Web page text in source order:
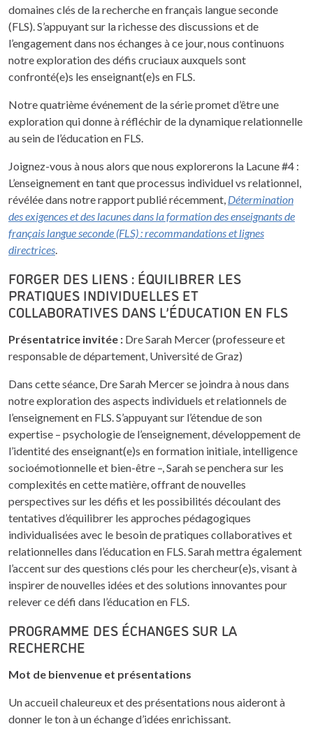
domaines clés de la recherche en français langue seconde
(FLS). S’appuyant sur la richesse des discussions et de
l’engagement dans nos échanges à ce jour, nous continuons
notre exploration des défis cruciaux auxquels sont
confronté(e)s les enseignant(e)s en FLS.
Notre quatrième événement de la série promet d’être une
exploration qui donne à réfléchir de la dynamique relationnelle
au sein de l’éducation en FLS.
Joignez-vous à nous alors que nous explorerons la Lacune #4 :
L’enseignement en tant que processus individuel vs relationnel,
révélée dans notre rapport publié récemment, Détermination
des exigences et des lacunes dans la formation des enseignants de
français langue seconde (FLS) : recommandations et lignes
directrices
FORGER DES LIENS : ÉQUILIBRER LES
PRATIQUES INDIVIDUELLES ET
COLLABORATIVES DANS L’ÉDUCATION EN FLS
Présentatrice invitée : Dre Sarah Mercer (professeure et
responsable de département, Université de Graz)
Dans cette séance, Dre Sarah Mercer se joindra à nous dans
notre exploration des aspects individuels et relationnels de
l’enseignement en FLS. S’appuyant sur l’étendue de son
expertise – psychologie de l’enseignement, développement de
l’identité des enseignant(e)s en formation initiale, intelligence
socioémotionnelle et bien-être –, Sarah se penchera sur les
complexités en cette matière, offrant de nouvelles
perspectives sur les défis et les possibilités découlant des
tentatives d’équilibrer les approches pédagogiques
individualisées avec le besoin de pratiques collaboratives et
relationnelles dans l’éducation en FLS. Sarah mettra également
l’accent sur des questions clés pour les chercheur(e)s, visant à
inspirer de nouvelles idées et des solutions innovantes pour
relever ce défi dans l’éducation en FLS.
PROGRAMME DES ÉCHANGES SUR LA
RECHERCHE
Mot de bienvenue et présentations
Un accueil chaleureux et des présentations nous aideront à
donner le ton à un échange d’idées enrichissant.